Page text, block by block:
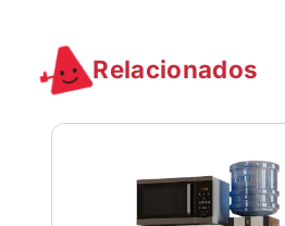
Relacionados